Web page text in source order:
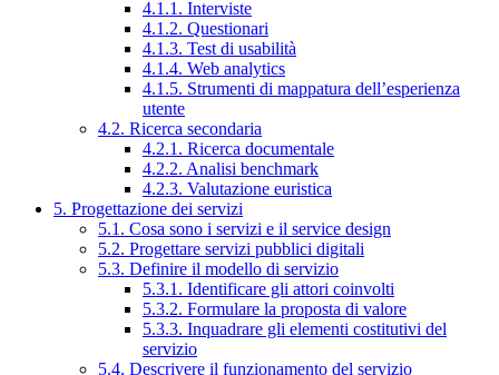
4.1.1. Interviste
4.1.2. Questionari
4.1.3. Test di usabilità
4.1.4. Web analytics
4.1.5. Strumenti di mappatura dell’esperienza
utente
4.2. Ricerca secondaria
4.2.1. Ricerca documentale
4.2.2. Analisi benchmark
4.2.3. Valutazione euristica
5. Progettazione dei servizi
5.1. Cosa sono i servizi e il service design
5.2. Progettare servizi pubblici digitali
5.3. Definire il modello di servizio
5.3.1. Identificare gli attori coinvolti
5.3.2. Formulare la proposta di valore
5.3.3. Inquadrare gli elementi costitutivi del
servizio
5.4. Descrivere il funzionamento del servizio